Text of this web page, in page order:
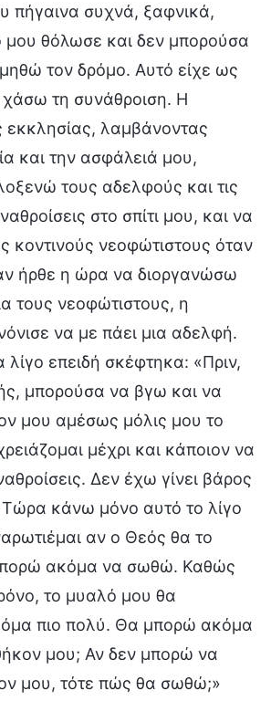
πήγαινα συχνά, ξαφνικά,
θόλωσε και δεν μπορούσα
τον δρόμο. Αυτό είχε ως
τη συνάθροιση. Η
εκκλησίας, λαμβάνοντας
και την ασφάλειά μου,
τους αδελφούς και τις
στο σπίτι μου, και να
κοντινούς νεοφώτιστους όταν
ήρθε η ώρα να διοργανώσω
τους νεοφώτιστους, η
να με πάει μια αδελφή.
επειδή σκέφτηκα: «Πριν,
μπορούσα να βγω και να
μου αμέσως μόλις μου το
μέχρι και κάποιον να
Δεν έχω γίνει βάρος
Τώρα κάνω μόνο αυτό το λίγο
αν ο Θεός θα το
ακόμα να σωθώ. Καθώς
το μυαλό μου θα
πιο πολύ. Θα μπορώ ακόμα
μου; Αν δεν μπορώ να
μου, τότε πώς θα σωθώ;»